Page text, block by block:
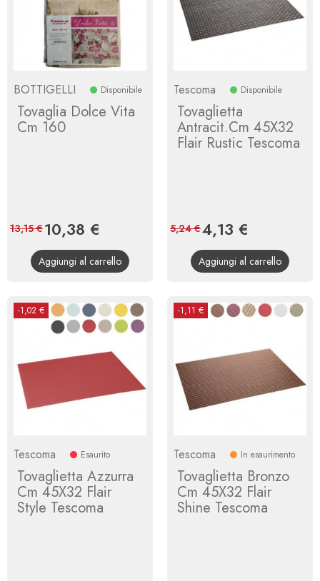
BOTTIGELLI Disponibile
Tovaglia Dolce Vita
Cm 160
Prezzo
10,38 €
base
13,15 €
Aggiungi al carrello
Tescoma Disponibile
Tovaglietta
Antracit.Cm 45X32
Flair Rustic Tescoma
Prezzo
4,13 €
base
5,24 €
Aggiungi al carrello
-1,02 €
Tescoma Esaurito
Tovaglietta Azzurra
Cm 45X32 Flair
Style Tescoma
-1,11 €
Tescoma In esaurimento
Tovaglietta Bronzo
Cm 45X32 Flair
Shine Tescoma